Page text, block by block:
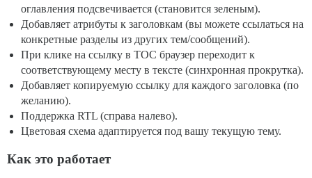
оглавления подсвечивается (становится зеленым).
Добавляет атрибуты к заголовкам (вы можете ссылаться на
конкретные разделы из других тем/сообщений).
При клике на ссылку в TOC браузер переходит к
соответствующему месту в тексте (синхронная прокрутка).
Добавляет копируемую ссылку для каждого заголовка (по
желанию).
Поддержка RTL (справа налево).
Цветовая схема адаптируется под вашу текущую тему.
Как это работает